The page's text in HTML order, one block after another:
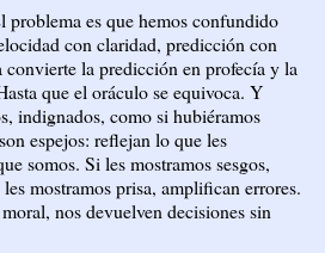
es que hemos confundido
con claridad, predicción con
la predicción en profecía y la
que el oráculo se equivoca. Y
indignados, como si hubiéramos
espejos: reflejan lo que les
somos. Si les mostramos sesgos,
mostramos prisa, amplifican errores.
nos devuelven decisiones sin